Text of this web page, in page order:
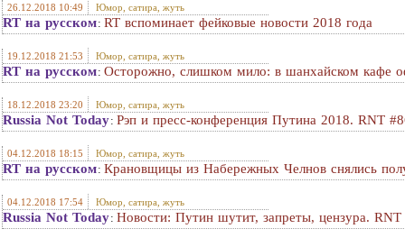
26.12.2018 10:49 Юмор, сатира, жуть
RT на русском: RT вспоминает фейковые новости 2018 года
19.12.2018 21:53 Юмор, сатира, жуть
RT на русском: Осторожно, слишком мило: в шанхайском кафе
18.12.2018 23:20 Юмор, сатира, жуть
Russia Not Today: Рэп и пресс-конференция Путина 2018. RNT
04.12.2018 18:15 Юмор, сатира, жуть
RT на русском: Крановщицы из Набережных Челнов снялись
04.12.2018 17:54 Юмор, сатира, жуть
Russia Not Today: Новости: Путин шутит, запреты, цензура. RNT